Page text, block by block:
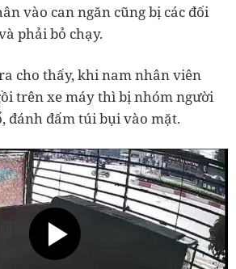
vào can ngăn cũng bị các đối
phải bỏ chạy.
cho thấy, khi nam nhân viên
trên xe máy thì bị nhóm người
đánh đấm túi bụi vào mặt.